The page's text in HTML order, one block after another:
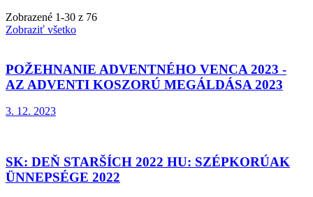
Zobrazené 1-30 z 76
Zobraziť všetko
POŽEHNANIE ADVENTNÉHO VENCA 2023 -
AZ ADVENTI KOSZORÚ MEGÁLDÁSA 2023
3. 12. 2023
SK: DEŇ STARŠÍCH 2022 HU: SZÉPKORÚAK
ÜNNEPSÉGE 2022